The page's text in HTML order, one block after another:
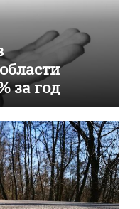
за год